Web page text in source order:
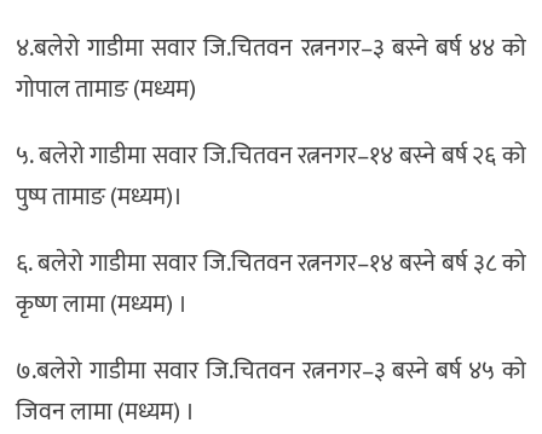
४.बलेरो गाडीमा सवार जि.चितवन रत्ननगर–३ बस्ने बर्ष ४४ को
गोपाल तामाङ (मध्यम)
५. बलेरो गाडीमा सवार जि.चितवन रत्ननगर–१४ बस्ने बर्ष २६ को
पुष्प तामाङ (मध्यम)।
६. बलेरो गाडीमा सवार जि.चितवन रत्ननगर–१४ बस्ने बर्ष ३८ को
कृष्ण लामा (मध्यम) ।
७.बलेरो गाडीमा सवार जि.चितवन रत्ननगर–३ बस्ने बर्ष ४५ को
जिवन लामा (मध्यम) ।